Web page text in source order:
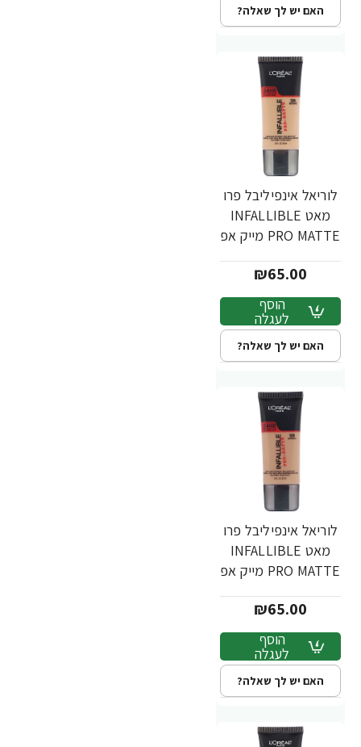
האם יש לך שאלה?
לוריאל אינפיליבל פרו
מאט INFALLIBLE
PRO MATTE מייק אפ
מבית L'Oréal
₪65.00
הוסף
לעגלה
האם יש לך שאלה?
לוריאל אינפיליבל פרו
מאט INFALLIBLE
PRO MATTE מייק אפ
מבית L'Oréal
₪65.00
הוסף
לעגלה
האם יש לך שאלה?